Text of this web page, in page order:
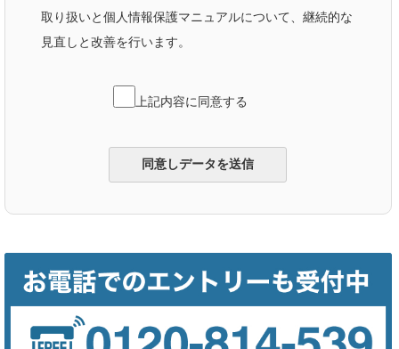
取り扱いと個人情報保護マニュアルについて、継続的な
見直しと改善を行います。
上記内容に同意する